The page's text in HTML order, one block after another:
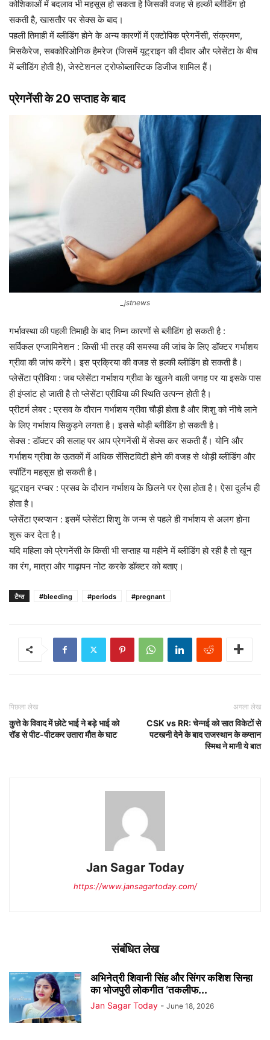
कोशिकाओं में बदलाव भी महसूस हो सकता है जिसकी वजह से हल्‍की ब्‍लीडिंग हो
सकती है, खासतौर पर सेक्‍स के बाद।
पहली तिमाही में ब्‍लीडिंग होने के अन्‍य कारणों में एक्‍टोपिक प्रेगनेंसी, संक्रमण,
मिसकैरेज, सबकोरिओनिक हैमरेज (जिसमें यूट्राइन की दीवार और प्‍लेसेंटा के बीच
में ब्‍लीडिंग होती है), जेस्‍टेशनल ट्रोफोब्‍लास्टिक डिजीज शामिल हैं।
प्रेगनेंसी के 20 सप्‍ताह के बाद
_jstnews
गर्भावस्‍था की पहली तिमाही के बाद निम्‍न कारणों से ब्‍लीडिंग हो सकती है :
सर्विकल एग्‍जामिनेशन : किसी भी तरह की समस्‍या की जांच के लिए डॉक्‍टर गर्भाशय
ग्रीवा की जांच करेंगे। इस प्रक्रिया की वजह से हल्‍की ब्‍लीडिंग हो सकती है।
प्‍लेसेंटा प्रीविया : जब प्‍लेसेंटा गर्भाशय ग्रीवा के खुलने वाली जगह पर या इसके पास
ही इंप्‍लांट हो जाती है तो प्‍लेसेंटा प्रीविया की स्थिति उत्‍पन्‍न होती है।
प्रीटर्म लेबर : प्रसव के दौरान गर्भाशय ग्रीवा चौड़ी होता है और शिशु को नीचे लाने
के लिए गर्भाशय सिकुड़ने लगता है। इससे थोड़ी ब्‍लीडिंग हो सकती है।
सेक्‍स : डॉक्‍टर की सलाह पर आप प्रेगनेंसी में सेक्‍स कर सकती हैं। योनि और
गर्भाशय ग्रीवा के ऊतकों में अधिक सेंसिटविटी होने की वजह से थोड़ी ब्‍लीडिंग और
स्‍पॉटिंग महसूस हो सकती है।
यूट्राइन रप्‍चर : प्रसव के दौरान गर्भाशय के छिलने पर ऐसा होता है। ऐसा दुर्लभ ही
होता है।
प्‍लेसेंटा एब्‍रप्‍शन : इसमें प्‍लेसेंटा शिशु के जन्‍म से पहले ही गर्भाशय से अलग होना
शुरू कर देता है।
यदि महिला को प्रेगनेंसी के किसी भी सप्‍ताह या महीने में ब्‍लीडिंग हो रही है तो खून
का रंग, मात्रा और गाढ़ापन नोट करके डॉक्‍टर को बताए।
टैग्स #bleeding #periods #pregnant
पिछला लेख
कुत्ते के विवाद में छोटे भाई ने बड़े भाई को
रॉड से पीट-पीटकर उतारा मौत के घाट
अगला लेख
CSK vs RR: चेन्नई को सात विकेटों से
पटखनी देने के बाद राजस्थान के कप्तान
स्मिथ ने मानी ये बात
Jan Sagar Today
https://www.jansagartoday.com/
संबंधित लेख
अभिनेत्री शिवानी सिंह और सिंगर कशिश सिन्हा
का भोजपुरी लोकगीत ‘तकलीफ...
Jan Sagar Today - June 18, 2026